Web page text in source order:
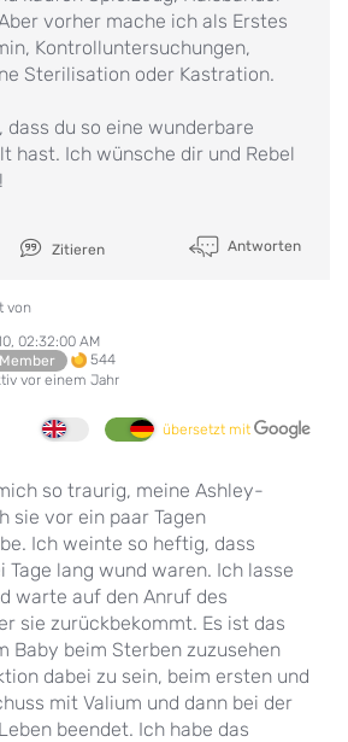
vorher mache ich als Erstes
Kontrolluntersuchungen,
Sterilisation oder Kastration.
dass du so eine wunderbare
hast. Ich wünsche dir und Rebel
Zitieren Antworten
von
02:32:00 AM
544
vor einem Jahr
übersetzt mit
so traurig, meine Ashley-
sie vor ein paar Tagen
Ich weinte so heftig, dass
Tage lang wund waren. Ich lasse
warte auf den Anruf des
sie zurückbekommt. Es ist das
Baby beim Sterben zuzusehen
dabei zu sein, beim ersten und
mit Valium und dann bei der
beendet. Ich habe das